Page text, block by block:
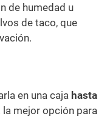
de humedad u
de taco, que
en una caja hasta
la mejor opción para